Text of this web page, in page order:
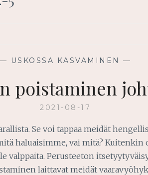
— USKOSSA KASVAMINEN —
poistaminen
2021-08-17
Se voi tappaa meidät
haluaisimme, vai mitä? Kuitenkin
valppaita. Perusteeton
laittavat meidät